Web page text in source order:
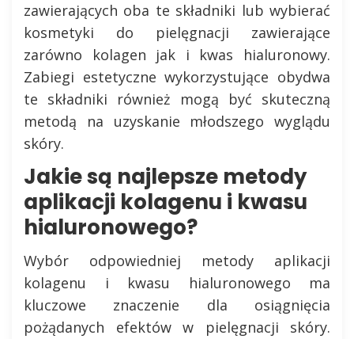
zawierających oba te składniki lub wybierać
kosmetyki do pielęgnacji zawierające
zarówno kolagen jak i kwas hialuronowy.
Zabiegi estetyczne wykorzystujące obydwa
te składniki również mogą być skuteczną
metodą na uzyskanie młodszego wyglądu
skóry.
Jakie są najlepsze metody
aplikacji kolagenu i kwasu
hialuronowego?
Wybór odpowiedniej metody aplikacji
kolagenu i kwasu hialuronowego ma
kluczowe znaczenie dla osiągnięcia
pożądanych efektów w pielęgnacji skóry.